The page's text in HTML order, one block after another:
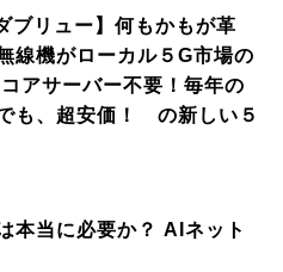
ブリュー】何もかもが革
線機がローカル５G市場の
アサーバー不要！毎年の
も、超安価！ の新しい５
本当に必要か？ AIネット